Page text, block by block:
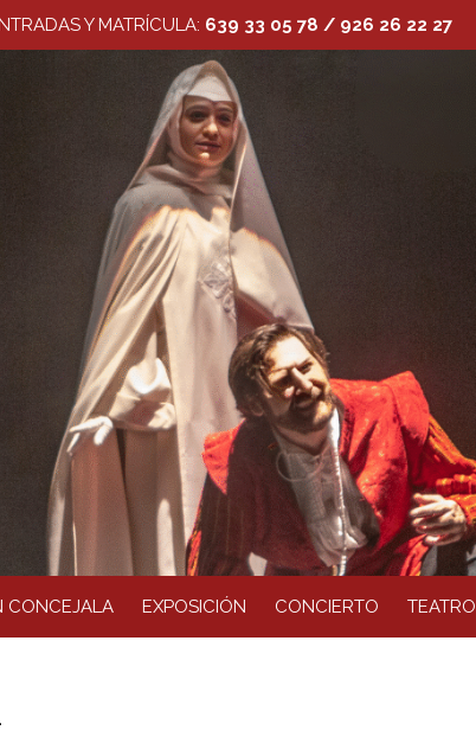
Y MATRÍCULA: 639 33 05 78 / 926 26 22 27
CONCEJALA EXPOSICIÓN CONCIERTO TEATRO